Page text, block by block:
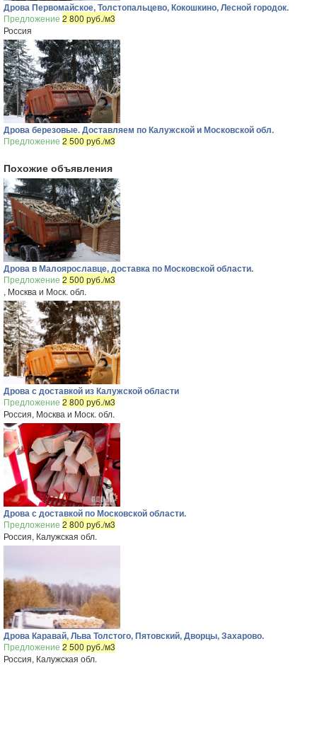
Дрова Первомайское, Толстопальцево, Кокошкино, Лесной городок.
Предложение 2 800 руб./м3
Россия
Дрова березовые. Доставляем по Калужской и Московской обл.
Предложение 2 500 руб./м3
Похожие объявления
Дрова в Малоярославце, доставка по Московской области.
Предложение 2 500 руб./м3
, Москва и Моск. обл.
Дрова с доставкой из Калужской области
Предложение 2 800 руб./м3
Россия, Москва и Моск. обл.
Дрова с доставкой по Московской области.
Предложение 2 800 руб./м3
Россия, Калужская обл.
Дрова Каравай, Льва Толстого, Пятовский, Дворцы, Захарово.
Предложение 2 500 руб./м3
Россия, Калужская обл.